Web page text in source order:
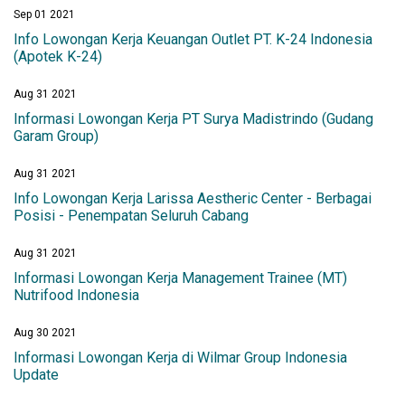
Sep 01 2021
Info Lowongan Kerja Keuangan Outlet PT. K-24 Indonesia
(Apotek K-24)
Aug 31 2021
Informasi Lowongan Kerja PT Surya Madistrindo (Gudang
Garam Group)
Aug 31 2021
Info Lowongan Kerja Larissa Aestheric Center - Berbagai
Posisi - Penempatan Seluruh Cabang
Aug 31 2021
Informasi Lowongan Kerja Management Trainee (MT)
Nutrifood Indonesia
Aug 30 2021
Informasi Lowongan Kerja di Wilmar Group Indonesia
Update